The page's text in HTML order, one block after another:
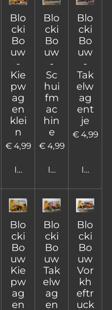
Blo
cki
Bo
uw
-
Kie
pw
ag
en
klei
n
€ 4,99
In winkelwagen
Blo
cki
Bo
uw
-
Sc
hui
fm
ac
hin
e
€ 4,99
In
Blo
cki
Bo
uw
-
Tak
elw
ag
ent
je
€ 4,99
In
Blo
cki
Bo
uw
Kie
pw
ag
en
Blo
cki
Bo
uw
Tak
elw
ag
en
Blo
cki
Bo
uw
Vor
kh
eftr
uck